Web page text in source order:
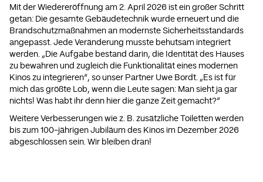
Mit der Wiedereröffnung am 2. April 2026 ist ein großer Schritt
getan: Die gesamte Gebäudetechnik wurde erneuert und die
Brandschutzmaßnahmen an modernste Sicherheitsstandards
angepasst. Jede Veränderung musste behutsam integriert
werden. „Die Aufgabe bestand darin, die Identität des Hauses
zu bewahren und zugleich die Funktionalität eines modernen
Kinos zu integrieren“, so unser Partner Uwe Bordt. „Es ist für
mich das größte Lob, wenn die Leute sagen: Man sieht ja gar
nichts! Was habt ihr denn hier die ganze Zeit gemacht?“
Weitere Verbesserungen wie z. B. zusätzliche Toiletten werden
bis zum 100-jährigen Jubiläum des Kinos im Dezember 2026
abgeschlossen sein. Wir bleiben dran!